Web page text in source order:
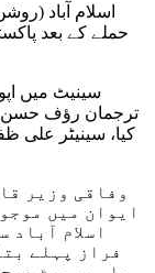
اسلام آباد
حملے کے بعد
سینیٹ میں
ترجمان رؤف حسن پر
کیا، سینیٹر علی
وفاقی وزیر
ایوان میں
اسلام
فراز پہلے